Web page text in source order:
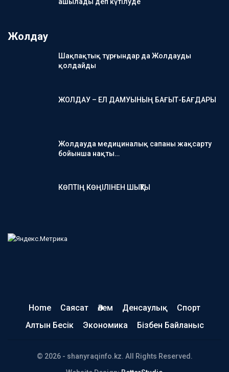
Жолдау
Шақпақтық тұрғындар да Жолдауды
қолдайды
ЖОЛДАУ – ЕЛ ДАМУЫНЫҢ БАҒЫТ-БАҒДАРЫ
Жолдауда медициналық сапаны жақсарту
бойынша нақты…
КӨПТІҢ КӨҢІЛІНЕН ШЫҚТЫ
Home Саясат Әлем Денсаулық
Спорт
Алтын Бесік
Экономика Бізбен Байланыс
© 2026 - shanyraqinfo.kz. All Rights Reserved.